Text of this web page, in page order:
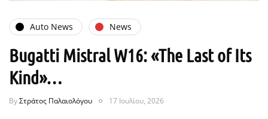
Auto News News
Bugatti Mistral W16: «The Last of Its
Kind»…
ByΣτράτος Παλαιολόγου 17 Ιουλίου, 2026